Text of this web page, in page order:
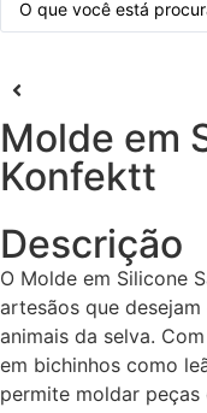
Molde em
Konfektt
Descrição
O Molde em Silicone
artesãos que
animais da selva.
em bichinhos como
permite moldar